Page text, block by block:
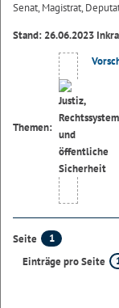
Senat, Magistrat,
Stand: 26.06.2023
Themen:
Seite
1
Einträge pro Seite